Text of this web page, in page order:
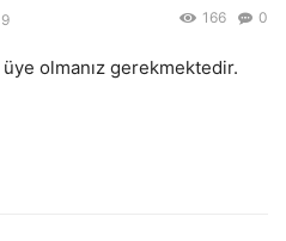
0
166
olmanız gerekmektedir.